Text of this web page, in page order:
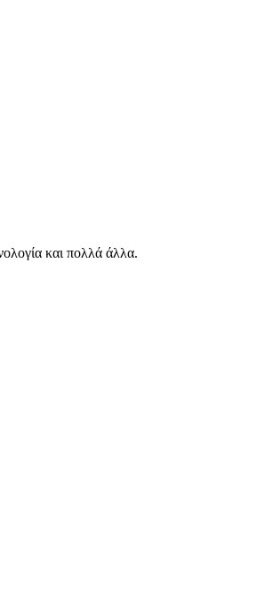
και πολλά άλλα.